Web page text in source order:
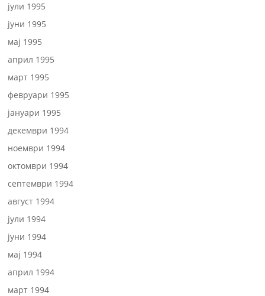
јули 1995
јуни 1995
мај 1995
април 1995
март 1995
февруари 1995
јануари 1995
декември 1994
ноември 1994
октомври 1994
септември 1994
август 1994
јули 1994
јуни 1994
мај 1994
април 1994
март 1994